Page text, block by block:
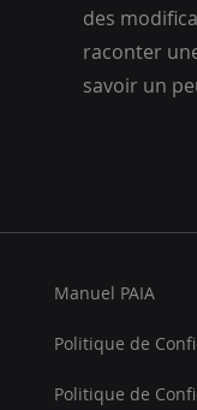
des
raconter
savoir un
Manuel PAIA
Politique de
Politique de